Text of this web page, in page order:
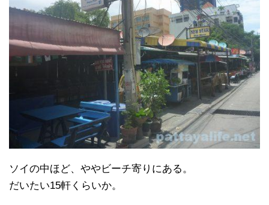
ソイの中ほど、ややビーチ寄りにある。
だいたい15軒くらいか。